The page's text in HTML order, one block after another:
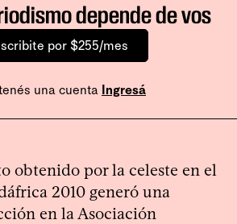
depende de vos
por $255/mes
una cuenta Ingresá
obtenido por la celeste en el
2010 generó una
en la Asociación